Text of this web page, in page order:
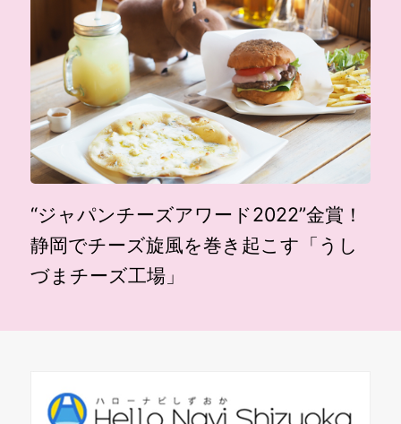
“ジャパンチーズアワード2022”金賞！
静岡でチーズ旋風を巻き起こす「うし
づまチーズ工場」